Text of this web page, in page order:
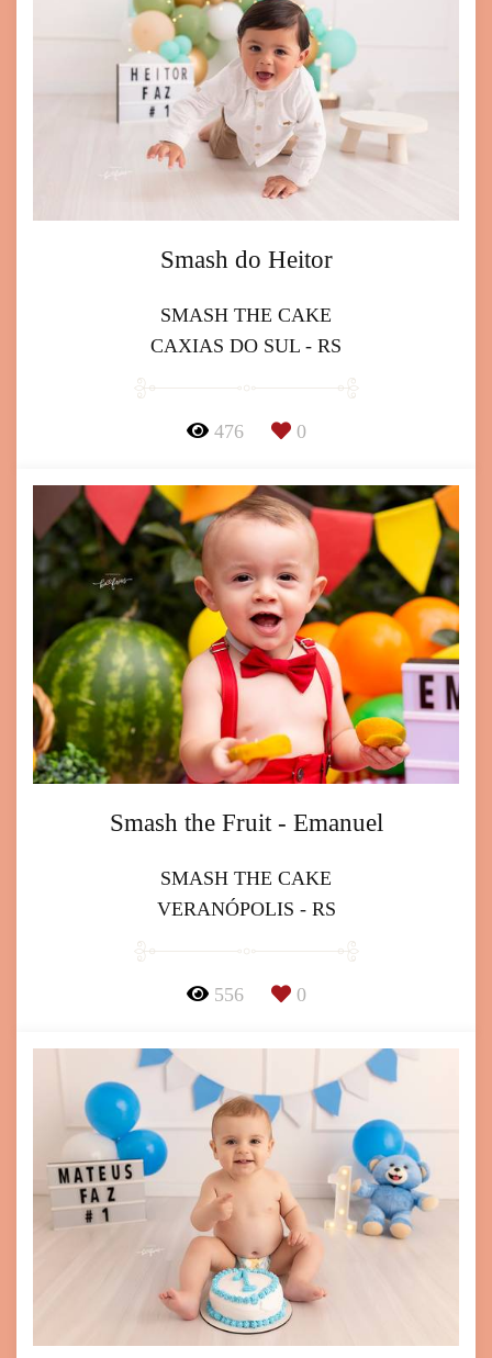
Smash do Heitor
SMASH THE CAKE
CAXIAS DO SUL - RS
476 0
Smash the Fruit - Emanuel
SMASH THE CAKE
VERANÓPOLIS - RS
556 0